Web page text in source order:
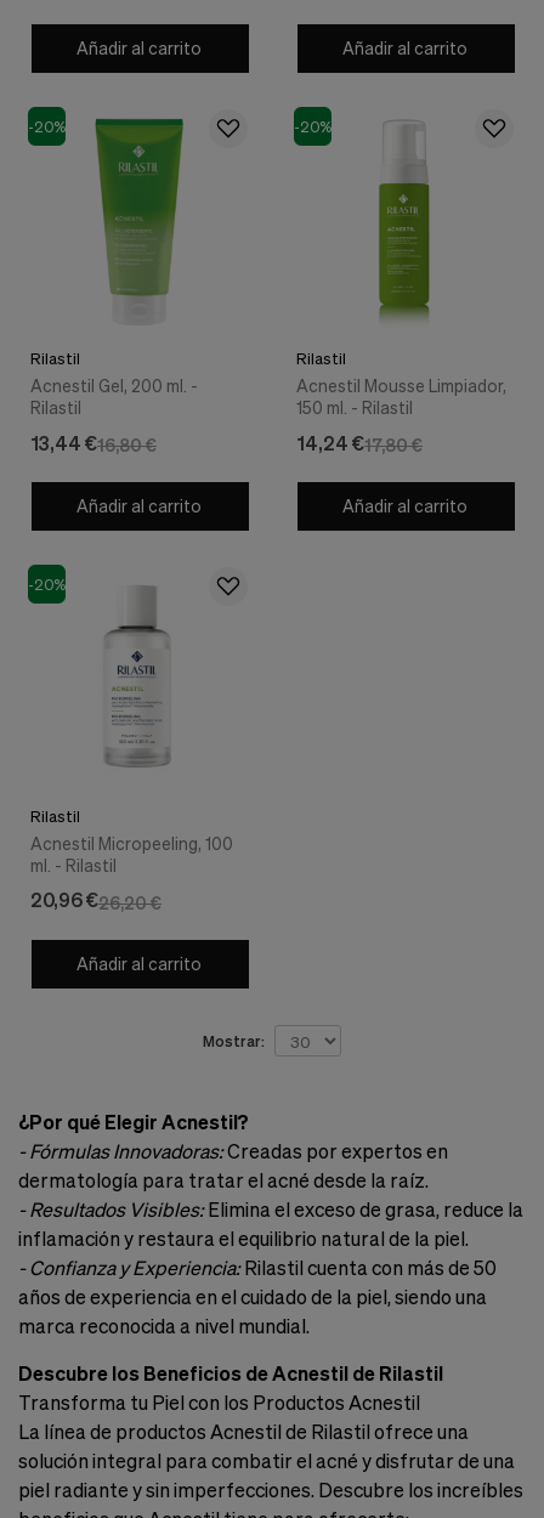
Añadir al carrito Añadir al carrito
-20%
Rilastil
Acnestil Gel, 200 ml. -
Rilastil
16,80 €
13,44 €
Añadir al carrito
-20%
Rilastil
Acnestil Mousse Limpiador,
150 ml. - Rilastil
17,80 €
14,24 €
Añadir al carrito
-20%
Rilastil
Acnestil Micropeeling, 100
ml. - Rilastil
26,20 €
20,96 €
Añadir al carrito
Mostrar:
¿Por qué Elegir Acnestil?
- Fórmulas Innovadoras:Creadas por expertos en
dermatología para tratar el acné desde la raíz.
- Resultados Visibles:Elimina el exceso de grasa, reduce la
inflamación y restaura el equilibrio natural de la piel.
- Confianza y Experiencia:Rilastil cuenta con más de 50
años de experiencia en el cuidado de la piel, siendo una
marca reconocida a nivel mundial.
Descubre los Beneficios de Acnestil de Rilastil
Transforma tu Piel con los Productos Acnestil
La línea de productos Acnestil de Rilastil ofrece una
solución integral para combatir el acné y disfrutar de una
piel radiante y sin imperfecciones. Descubre los increíbles